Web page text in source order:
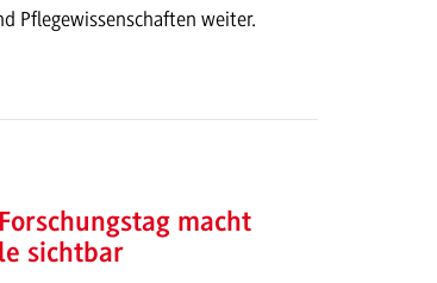
Pflegewissenschaften weiter.
macht
sichtbar